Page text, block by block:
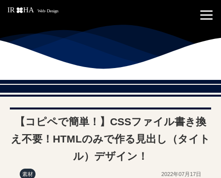
【コピペで簡単！】CSSファイル書き換
え不要！HTMLのみで作る見出し（タイト
ル）デザイン！
素材 2022年07月17日